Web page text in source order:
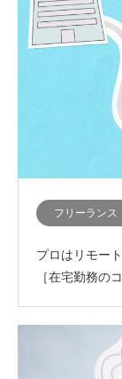
フリーランス
プロはリモー
［在宅勤務のコ